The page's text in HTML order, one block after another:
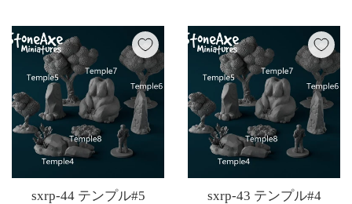
価
格
価
格
sxrp-44 テンプル#5 sxrp-43 テンプル#4